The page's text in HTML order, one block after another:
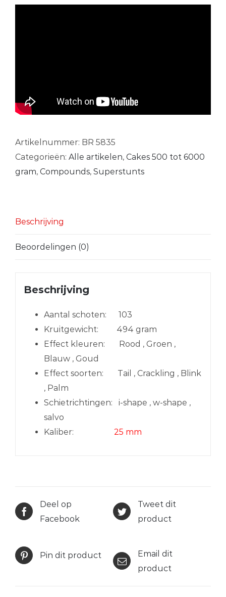
Artikelnummer: BR 5835
Categorieën: Alle artikelen, Cakes 500 tot 6000
gram, Compounds, Superstunts
Beschrijving
Beoordelingen (0)
Beschrijving
Aantal schoten: 103
Kruitgewicht: 494 gram
Effect kleuren:
Rood , Groen ,
Blauw , Goud
Effect soorten: Tail , Crackling , Blink
, Palm
Schietrichtingen: i-shape , w-shape ,
salvo
Kaliber: 25 mm
Deel op
Facebook
Tweet dit
product
Pin dit product
Email dit
product